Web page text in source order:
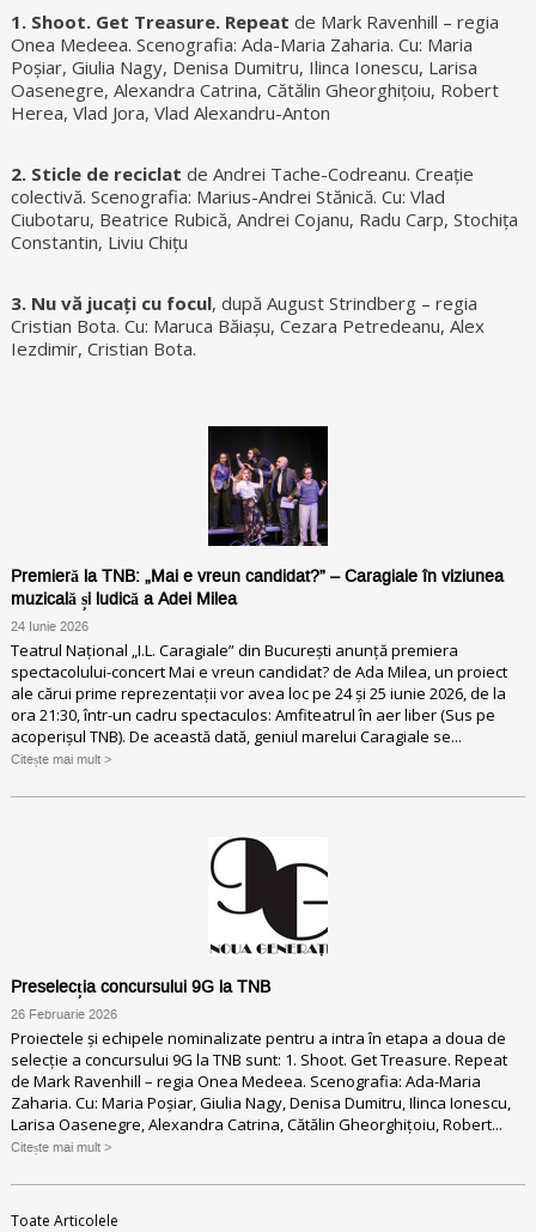
1. Shoot. Get Treasure. Repeat de Mark Ravenhill – regia
Onea Medeea. Scenografia: Ada-Maria Zaharia. Cu: Maria
Poșiar, Giulia Nagy, Denisa Dumitru, Ilinca Ionescu, Larisa
Oasenegre, Alexandra Catrina, Cătălin Gheorghițoiu, Robert
Herea, Vlad Jora, Vlad Alexandru-Anton
2. Sticle de reciclat de Andrei Tache-Codreanu. Creație
colectivă. Scenografia: Marius-Andrei Stănică. Cu: Vlad
Ciubotaru, Beatrice Rubică, Andrei Cojanu, Radu Carp, Stochița
Constantin, Liviu Chițu
3. Nu vă jucați cu focul, după August Strindberg – regia
Cristian Bota. Cu: Maruca Băiașu, Cezara Petredeanu, Alex
Iezdimir, Cristian Bota.
Premieră la TNB: „Mai e vreun candidat?” – Caragiale în viziunea
muzicală și ludică a Adei Milea
24 Iunie 2026
Teatrul Național „I.L. Caragiale” din București anunță premiera
spectacolului-concert Mai e vreun candidat? de Ada Milea, un proiect
ale cărui prime reprezentații vor avea loc pe 24 și 25 iunie 2026, de la
ora 21:30, într-un cadru spectaculos: Amfiteatrul în aer liber (Sus pe
acoperișul TNB). De această dată, geniul marelui Caragiale se...
Citește mai mult >
Preselecția concursului 9G la TNB
26 Februarie 2026
Proiectele și echipele nominalizate pentru a intra în etapa a doua de
selecție a concursului 9G la TNB sunt: 1. Shoot. Get Treasure. Repeat
de Mark Ravenhill – regia Onea Medeea. Scenografia: Ada-Maria
Zaharia. Cu: Maria Poșiar, Giulia Nagy, Denisa Dumitru, Ilinca Ionescu,
Larisa Oasenegre, Alexandra Catrina, Cătălin Gheorghițoiu, Robert...
Citește mai mult >
Toate Articolele